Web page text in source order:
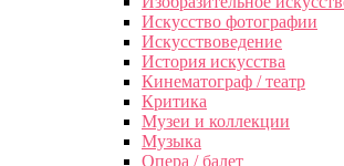
Искусство фотографии
Искусствоведение
История искусства
Кинематограф / театр
Критика
Музеи и коллекции
Музыка
Опера / балет